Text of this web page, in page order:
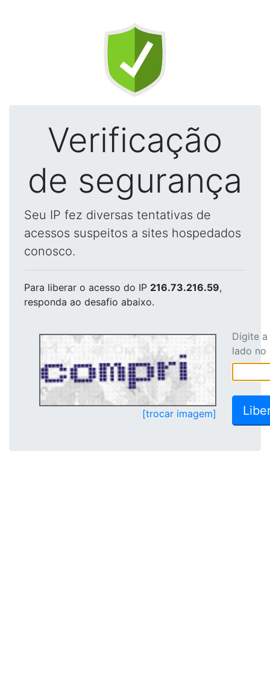
Verificação
de segurança
Seu IP fez diversas tentativas de
acessos suspeitos a sites hospedados
conosco.
Para liberar o acesso do IP 216.73.216.59,
responda ao desafio abaixo.
[trocar imagem]
Digite
lado no